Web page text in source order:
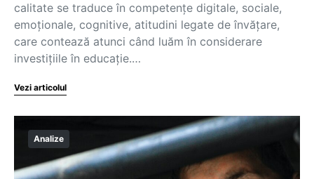
calitate se traduce în competențe digitale, sociale,
emoționale, cognitive, atitudini legate de învățare,
care contează atunci când luăm în considerare
investițiile în educație.…
Vezi articolul
Analize